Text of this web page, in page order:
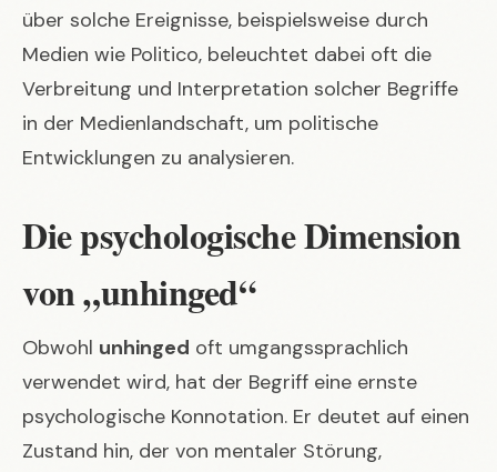
über solche Ereignisse, beispielsweise durch
Medien wie Politico, beleuchtet dabei oft die
Verbreitung und Interpretation solcher Begriffe
in der Medienlandschaft, um politische
Entwicklungen zu analysieren.
Die psychologische Dimension
von „unhinged“
Obwohl unhinged oft umgangssprachlich
verwendet wird, hat der Begriff eine ernste
psychologische Konnotation. Er deutet auf einen
Zustand hin, der von mentaler Störung,